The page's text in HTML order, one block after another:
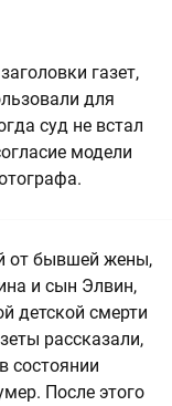
газет,
для
суд не встал
модели
от бывшей жены,
и сын Элвин,
детской смерти
рассказали,
состоянии
После этого